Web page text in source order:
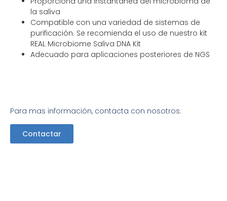
la saliva
Compatible con una variedad de sistemas de
purificación. Se recomienda el uso de nuestro kit
REAL Microbiome Saliva DNA Kit
Adecuado para aplicaciones posteriores de NGS
Para mas información, contacta con nosotros:
Contactar